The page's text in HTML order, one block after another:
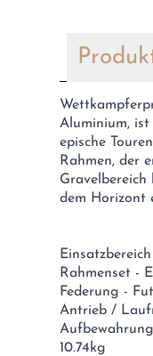
Aluminium,
epische
Rahmen, der
Gravelbereich
dem Horizont
Rahmenset -
Federung -
Antrieb /
10.74kg